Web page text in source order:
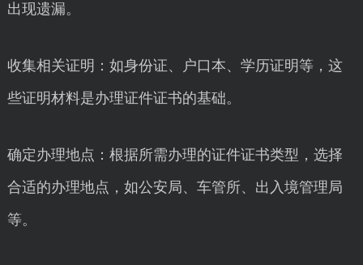
出现遗漏。
收集相关证明：如身份证、户口本、学历证明等，这
些证明材料是办理证件证书的基础。
确定办理地点：根据所需办理的证件证书类型，选择
合适的办理地点，如公安局、车管所、出入境管理局
等。